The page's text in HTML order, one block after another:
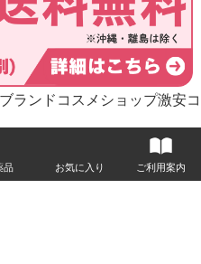
ランドコスメショップ激安コ
品 お気に入り ご利用案内